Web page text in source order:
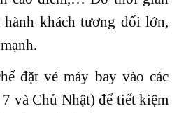
khách tương đối lớn,
đặt vé máy bay vào các
và Chủ Nhật) để tiết kiệm